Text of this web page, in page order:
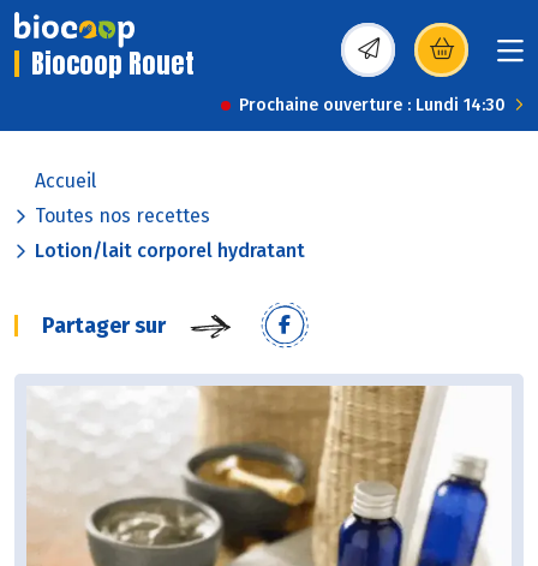
Biocoop Rouet (s’ouvre dans une
Prochaine ouverture : Lundi 14:30
Accueil
Toutes nos recettes
Lotion/lait corporel hydratant
Partager sur